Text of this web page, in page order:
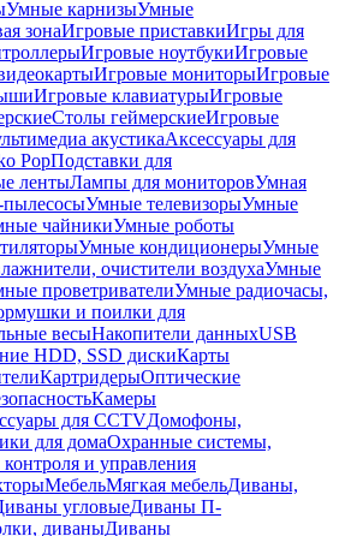
Умные карнизыУмные
зонаИгровые приставкиИгры для
Игровые ноутбукиИгровые
Игровые мониторыИгровые
Игровые клавиатурыИгровые
Столы геймерскиеИгровые
акустикаАксессуары для
PopПодставки для
лентыЛампы для мониторовУмная
Умные телевизорыУмные
чайникиУмные роботы
Умные кондиционерыУмные
очистители воздухаУмные
проветривателиУмные радиочасы,
и поилки для
весыНакопители данныхUSB
HDD, SSD дискиКарты
КартридерыОптические
Камеры
для CCTVДомофоны,
для домаОхранные системы,
и управления
МебельМягкая мебельДиваны,
угловыеДиваны П-
диваныДиваны